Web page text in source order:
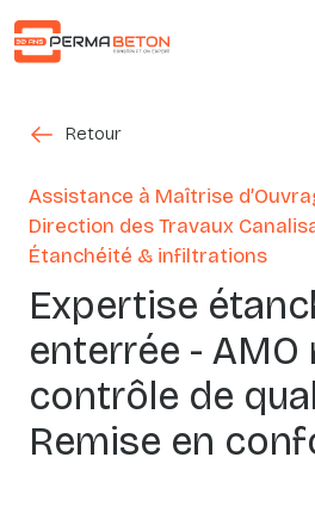
Retour
Assistance à Maîtrise
Direction des Travaux
Étanchéité & infiltrations
Expertise
enterrée -
contrôle de
Remise en